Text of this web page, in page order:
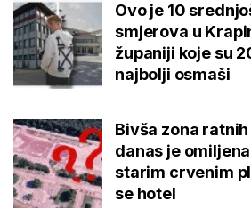
Ovo je 10
smjerova u
županiji koje su
najbolji osmaši
Bivša zona
danas je
starim crvenim
se hotel